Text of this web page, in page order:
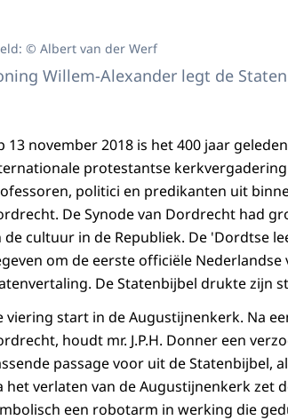
© Albert van der Werf
Willem-Alexander legt de
13 november 2018 is het 400 jaar
protestantse
politici en predikanten uit
De Synode van Dordrecht had
de cultuur in de Republiek. De 'Dordtse
om de eerste officiële
De Statenbijbel drukte zijn
viering start in de Augustijnenkerk. Na
houdt mr. J.P.H. Donner een
passage voor uit de Statenbijbel,
het verlaten van de Augustijnenkerk zet
een robotarm in werking die